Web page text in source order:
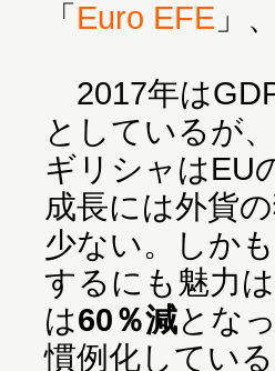
「Euro EFE 」
2017年は
としているが
ギリシャはEU
成長には外貨
少ない。しか
するにも魅力
は60％減とな
慣例化してい